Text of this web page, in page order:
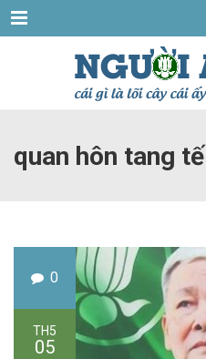
Menu
quan hôn tang tế
0
TH5
05